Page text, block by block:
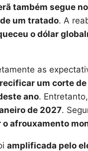
também segue
um tratado. A
o dólar
as
um corte de
ano.
de 2027.
afrouxamento
amplificada pelo